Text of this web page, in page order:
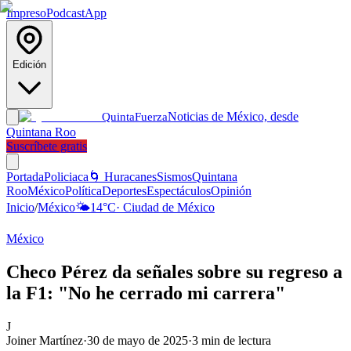
ImpresoPodcastApp
Edición
QuintaFuerzaNoticias de México, desde
Quintana Roo
Suscríbete gratis
PortadaPoliciaca 🌀 HuracanesSismosQuintana
RooMéxicoPolíticaDeportesEspectáculosOpinión
Inicio/México🌤️14°C· Ciudad de México
México
Checo Pérez da señales sobre su regreso a
la F1: "No he cerrado mi carrera"
J
Joiner Martínez·30 de mayo de 2025·3 min de lectura